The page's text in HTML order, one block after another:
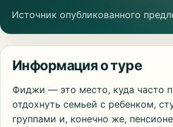
Источник опубликованного
Информация о туре
Фиджи — это место, куда часто
отдохнуть семьей с ребенком,
группами и, конечно же,